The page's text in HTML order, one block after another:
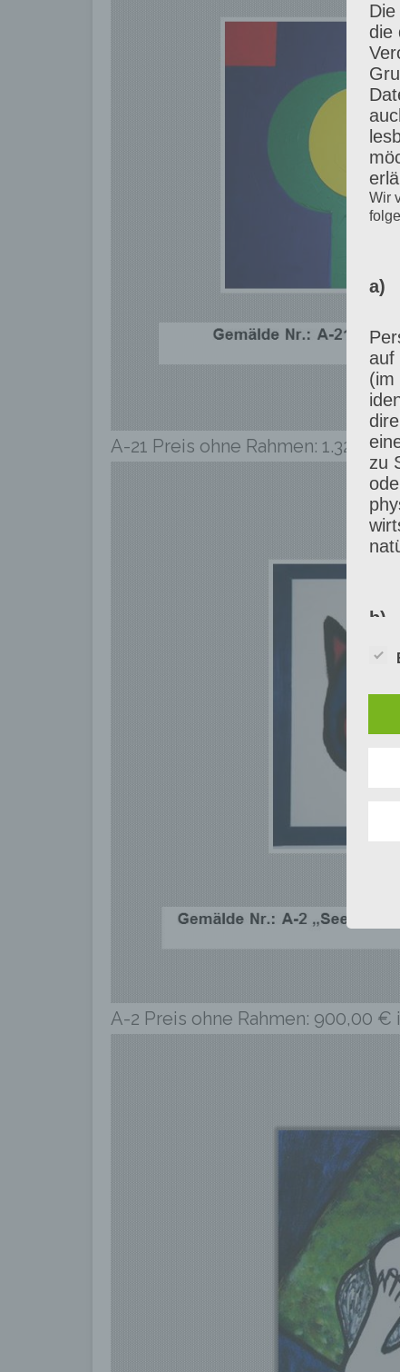
A-21 Preis ohne Rahmen: 1.320,00
A-2 Preis ohne Rahmen: 900,00 €
die
Wir
a)
auf
(im
zu
b)
d)
e)